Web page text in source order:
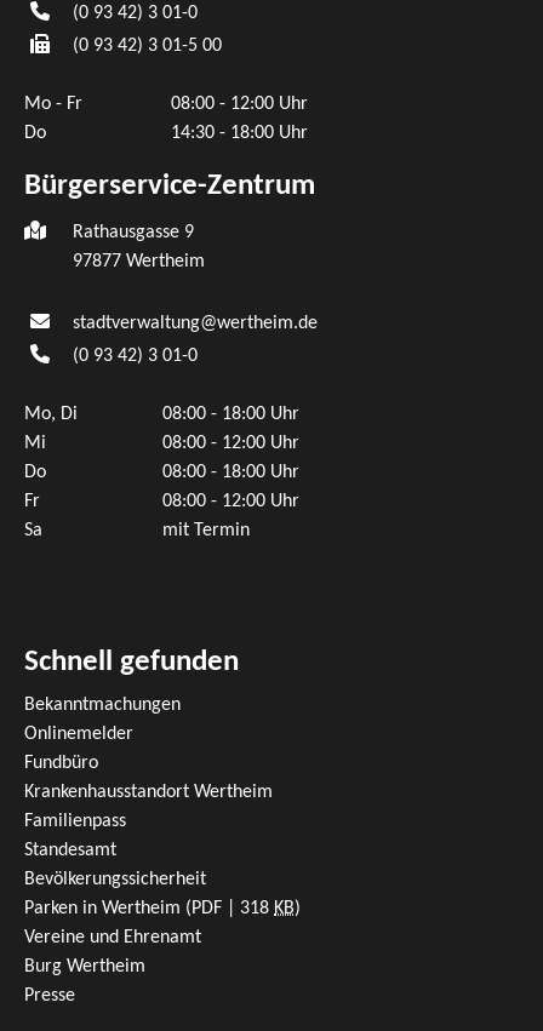
(0 93 42) 3 01-0
(0 93 42) 3 01-5 00
Mo - Fr
08:00 - 12:00 Uhr
Do
14:30 - 18:00 Uhr
Bürgerservice-Zentrum
Rathausgasse 9
97877 Wertheim
stadtverwaltung@wertheim.de
(0 93 42) 3 01-0
Mo, Di
08:00 - 18:00 Uhr
Mi
08:00 - 12:00 Uhr
Do
08:00 - 18:00 Uhr
Fr
08:00 - 12:00 Uhr
Sa
mit Termin
Schnell gefunden
Bekanntmachungen
Onlinemelder
Fundbüro
Krankenhausstandort Wertheim
Familienpass
Standesamt
Bevölkerungssicherheit
Parken in Wertheim (PDF | 318 KB)
Vereine und Ehrenamt
Burg Wertheim
Presse